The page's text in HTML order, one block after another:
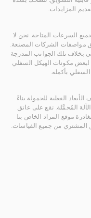
المزايدات.
السرعات المتاحة. نحن لا
مواصفات الشركات المصنعة.
بخلاف تلك الجوانب المدرجة
لبعض مكونات الهيكل السفلي
بأكمله.
الفعلية للحمولة بناءً
المُحمَّلة. تقع على عاتق
موقع المزاد الخاص بنا
المشتري من جميع القياسات.